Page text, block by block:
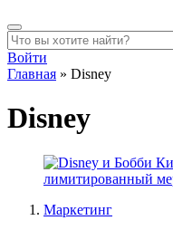
Войти
Главная » Disney
Disney
Маркетинг